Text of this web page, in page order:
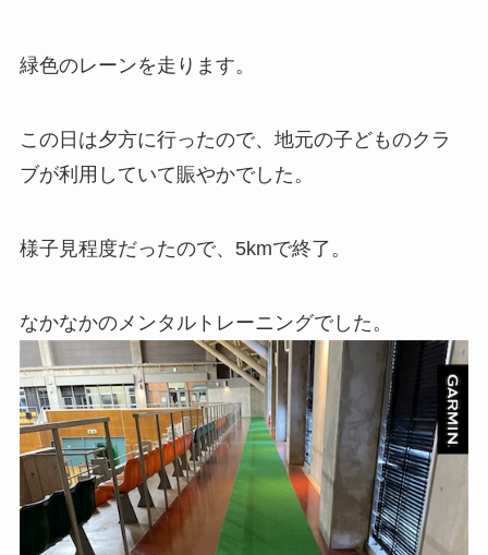
緑色のレーンを走ります。
この日は夕方に行ったので、地元の子どものクラ
ブが利用していて賑やかでした。
様子見程度だったので、5kmで終了。
なかなかのメンタルトレーニングでした。